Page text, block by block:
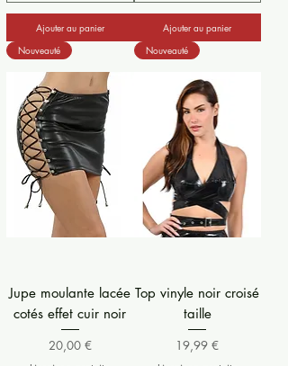
Ajouter au panier
Ajouter au panier
Nouveauté
Jupe moulante lacée
cotés effet cuir noir
Prix
20,00 €
Nouveauté
Top vinyle noir croisé
taille
Prix
19,99 €